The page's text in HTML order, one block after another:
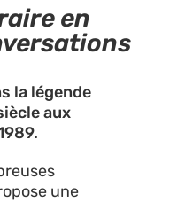
en
la légende
aux
une